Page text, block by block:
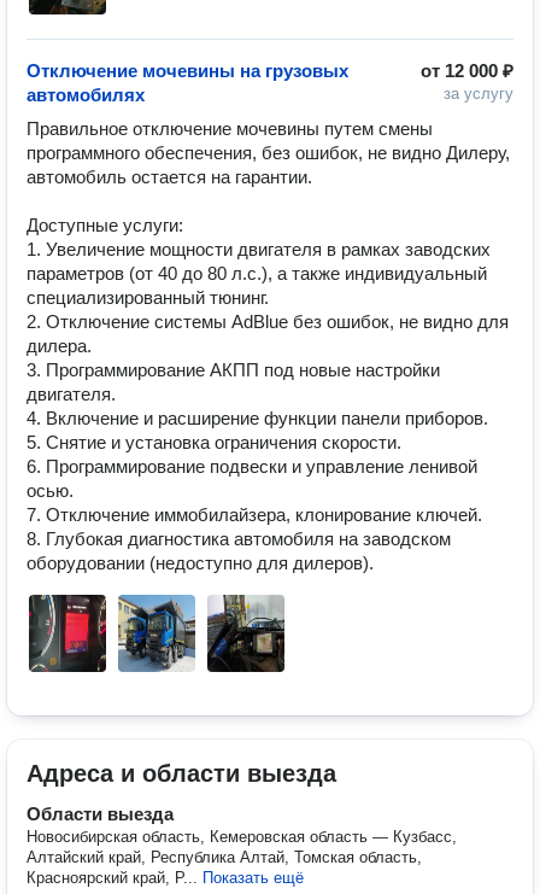
от 12 000 ₽
за услугу
Отключение мочевины на грузовых
автомобилях
Правильное отключение мочевины путем смены
программного обеспечения, без ошибок, не видно Дилеру,
автомобиль остается на гарантии.
Доступные услуги:
1. Увеличение мощности двигателя в рамках заводских
параметров (от 40 до 80 л.с.), а также индивидуальный
специализированный тюнинг.
2. Отключение системы AdBlue без ошибок, не видно для
дилера.
3. Программирование АКПП под новые настройки
двигателя.
4. Включение и расширение функции панели приборов.
5. Снятие и установка ограничения скорости.
6. Программирование подвески и управление ленивой
осью.
7. Отключение иммобилайзера, клонирование ключей.
8. Глубокая диагностика автомобиля на заводском
оборудовании (недоступно для дилеров).
Адреса и области выезда
Области выезда
Новосибирская область, Кемеровская область — Кузбасс,
Алтайский край, Республика Алтай, Томская область,
Красноярский край, Р... Показать ещё